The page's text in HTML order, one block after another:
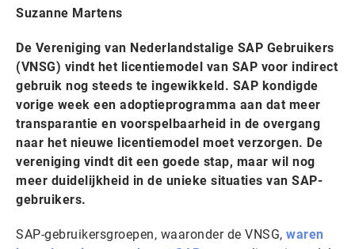
Suzanne Martens
De Vereniging van Nederlandstalige SAP Gebruikers
(VNSG) vindt het licentiemodel van SAP voor indirect
gebruik nog steeds te ingewikkeld. SAP kondigde
vorige week een adoptieprogramma aan dat meer
transparantie en voorspelbaarheid in de overgang
naar het nieuwe licentiemodel moet verzorgen. De
vereniging vindt dit een goede stap, maar wil nog
meer duidelijkheid in de unieke situaties van SAP-
gebruikers.
SAP-gebruikersgroepen, waaronder de VNSG, waren